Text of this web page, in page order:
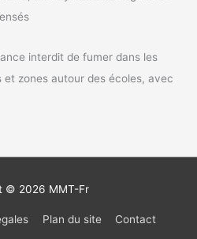
interdit de fumer dans les
et zones autour des écoles, avec
© 2026 MMT-Fr
Plan du site Contact